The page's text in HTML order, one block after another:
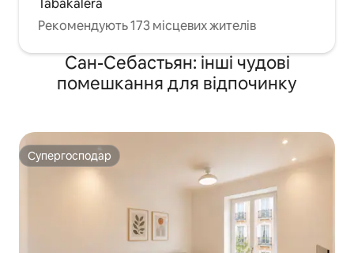
Tabakalera
Рекомендують 173 місцевих жителів
Сан-Себастьян: інші чудові
помешкання для відпочинку
Супергосподар
Супергосподар